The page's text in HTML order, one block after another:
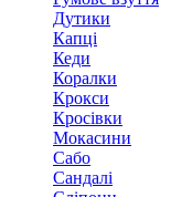
Дутики
Капці
Кеди
Коралки
Крокси
Кросівки
Мокасини
Сабо
Сандалі